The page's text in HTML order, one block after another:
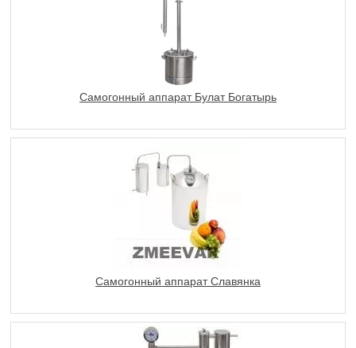
Самогонный аппарат Булат Богатырь
Самогонный аппарат Славянка